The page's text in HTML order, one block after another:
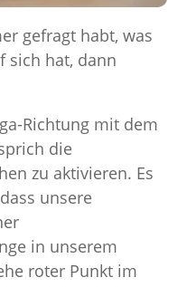
gefragt habt, was
sich hat, dann
Richtung mit dem
die
zu aktivieren. Es
unsere
in unserem
roter Punkt im